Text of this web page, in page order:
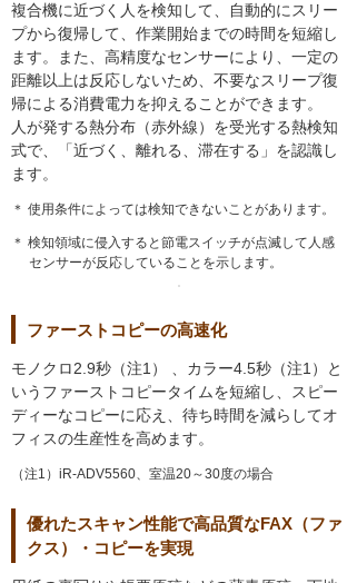
複合機に近づく人を検知して、自動的にスリー
プから復帰して、作業開始までの時間を短縮し
ます。また、高精度なセンサーにより、一定の
距離以上は反応しないため、不要なスリープ復
帰による消費電力を抑えることができます。
人が発する熱分布（赤外線）を受光する熱検知
式で、「近づく、離れる、滞在する」を認識し
ます。
＊ 使用条件によっては検知できないことがあります。
＊ 検知領域に侵入すると節電スイッチが点滅して人感
センサーが反応していることを示します。
ファーストコピーの高速化
モノクロ2.9秒（注1） 、カラー4.5秒（注1）と
いうファーストコピータイムを短縮し、スピー
ディーなコピーに応え、待ち時間を減らしてオ
フィスの生産性を高めます。
（注1）iR-ADV5560、室温20～30度の場合
優れたスキャン性能で高品質なFAX（ファ
クス）・コピーを実現